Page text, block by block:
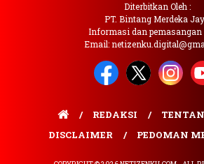
Diterbitkan Oleh :
PT. Bintang Merdeka
Informasi dan pemasangan
Email:
REDAKSI
DISCLAIMER
PEDOMAN